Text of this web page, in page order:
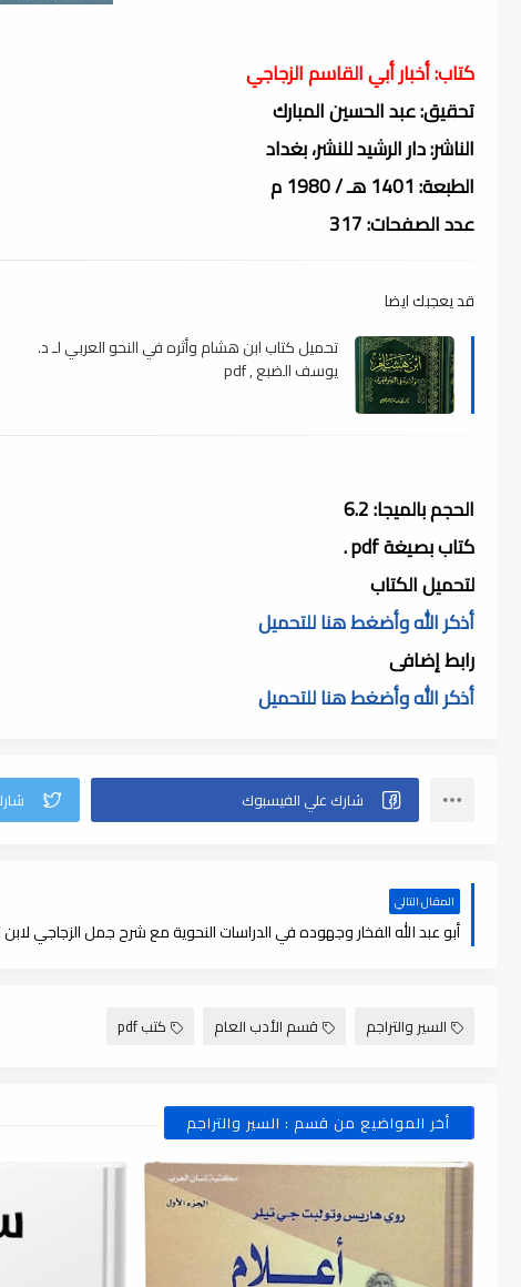
كتاب: أخبار أبي القاسم الزجاجي
تحقيق: عبد الحسين المبارك
الناشر: دار الرشيد للنشر، بغداد
الطبعة: 1401 هـ / 1980 م
عدد الصفحات: 317
قد يعجبك ايضا
تحميل كتاب ابن هشام وأثره في النحو العربي لـ د.
يوسف الضبع , pdf
الحجم بالميجا: 6.2
كتاب بصيغة pdf .
لتحميل الكتاب
أذكر الله وأضغط هنا للتحميل
رابط إضافى
أذكر الله وأضغط هنا للتحميل
المقال التالي
السير والتراجم قسم الأدب العام كتب pdf
أخر المواضيع من قسم : السير والتراجم